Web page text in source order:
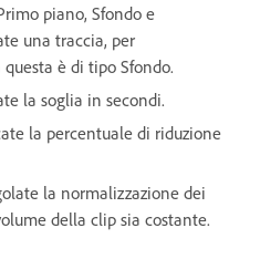
piano, Sfondo e
una traccia, per
è di tipo Sfondo.
la soglia in secondi.
la percentuale di riduzione
la normalizzazione dei
della clip sia costante.